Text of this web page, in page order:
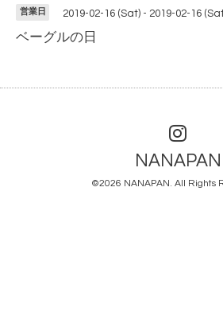
営業日 2019-02-16 (Sat) - 2019-02-16
ベーグルの日
NANAPAN
©2026 NANAPAN. All Rights